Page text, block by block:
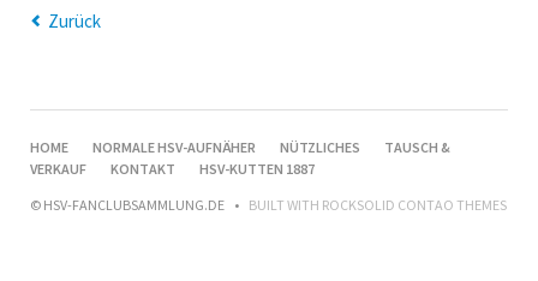
Zurück
NAVIGATION
ÜBERSPRINGEN
HOME NORMALE HSV-AUFNÄHER NÜTZLICHES
TAUSCH &
VERKAUF
KONTAKT
HSV-KUTTEN 1887
© HSV-FANCLUBSAMMLUNG.DE
BUILT WITH ROCKSOLID CONTAO THEMES